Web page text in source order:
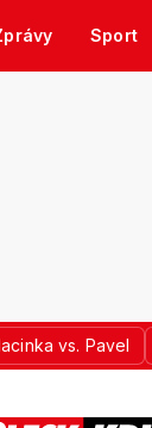
Sport
vs. Pavel